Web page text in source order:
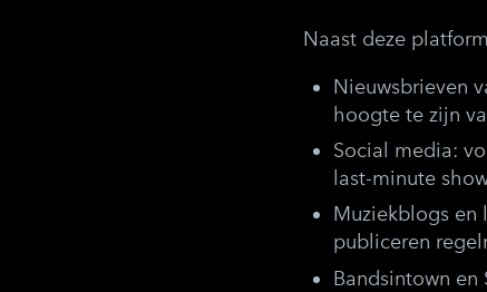
Naast deze
Nieuwsbrieven
hoogte te zijn
Social media:
last-minute
Muziekblogs en
publiceren
Bandsintown en